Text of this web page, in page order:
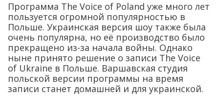
Программа The Voice of Poland уже много лет
пользуется огромной популярностью в
Польше. Украинская версия шоу также была
очень популярна, но её производство было
прекращено из-за начала войны. Однако
ныне принято решение о записи The Voice
of Ukraine в Польше. Варшавская студия
польской версии программы на время
записи станет домашней и для украинской.